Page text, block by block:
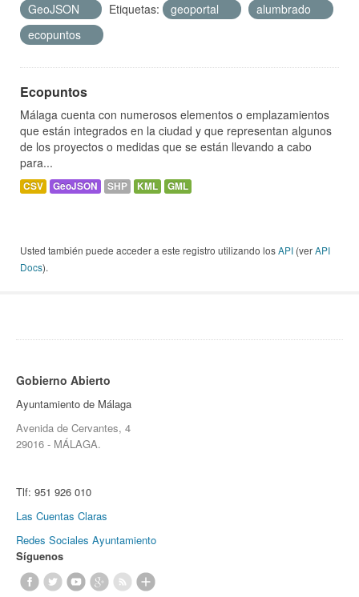
GeoJSON
Etiquetas: geoportal
alumbrado
ecopuntos
Ecopuntos
Málaga cuenta con numerosos elementos o emplazamientos
que están integrados en la ciudad y que representan algunos
de los proyectos o medidas que se están llevando a cabo
para...
CSV GeoJSON SHP KML GML
Usted también puede acceder a este registro utilizando losAPI (verAPI
Docs).
Gobierno Abierto
Ayuntamiento de Málaga
Avenida de Cervantes, 4
29016 - MÁLAGA.
Tlf: 951 926 010
Las Cuentas Claras
Redes Sociales Ayuntamiento
Síguenos